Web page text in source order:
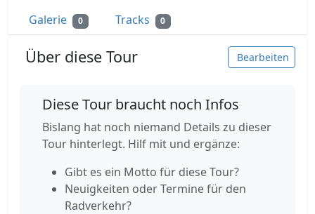
Galerie 0 Tracks 0
Über diese Tour Bearbeiten
Diese Tour braucht noch Infos
Bislang hat noch niemand Details zu dieser
Tour hinterlegt. Hilf mit und ergänze:
Gibt es ein Motto für diese Tour?
Neuigkeiten oder Termine für den
Radverkehr?